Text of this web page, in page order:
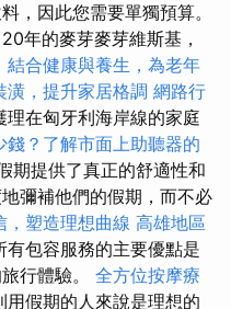
，因此您需要單獨預算。
年的麥芽麥芽維斯基，
結合健康與養生，為老年
潢，提升家居格調 網路行
理在匈牙利海岸線的家庭
錢？了解市面上助聽器的
期提供了真正的舒適性和
彌補他們的假期，而不必
，塑造理想曲線 高雄地區
有包容服務的主要優點是
行體驗。 全方位按摩療
假期的人來說是理想的